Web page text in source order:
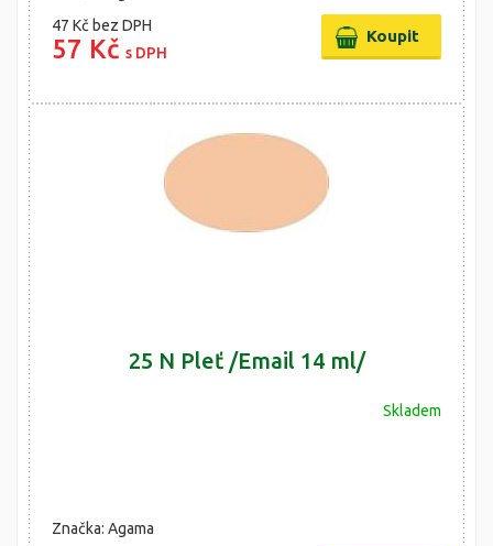
47 Kč bez DPH
57 Kč s DPH
25 N Pleť /Email 14 ml/
Skladem
Značka: Agama